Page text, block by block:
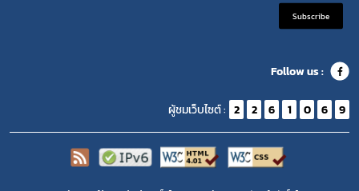
Subscribe
Follow us :
ผู้ชมเว็บไซต์ : 2 2 6 1 0 6 9